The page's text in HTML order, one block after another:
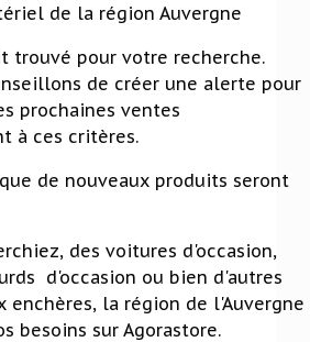
de la région Auvergne
trouvé pour votre recherche.
de créer une alerte pour
prochaines ventes
à ces critères.
de nouveaux produits seront
des voitures d'occasion,
d'occasion ou bien d'autres
enchères, la région de l'Auvergne
besoins sur Agorastore.